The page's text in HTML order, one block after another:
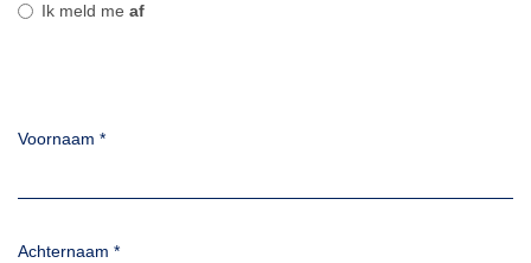
Ik meld me af
Voornaam *
Achternaam *